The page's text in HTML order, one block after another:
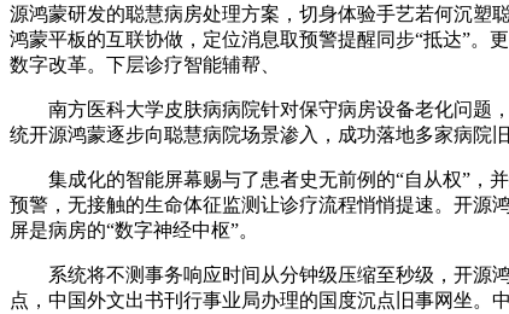
源鸿蒙研发的聪慧病房处理方案，切身体验手艺若何沉塑
鸿蒙平板的互联协做，定位消息取预警提醒同步“抵达”。
数字改革。下层诊疗智能辅帮、
南方医科大学皮肤病病院针对保守病房设备老化问题，
统开源鸿蒙逐步向聪慧病院场景渗入，成功落地多家病院
集成化的智能屏幕赐与了患者史无前例的“自从权”，并
预警，无接触的生命体征监测让诊疗流程悄悄提速。开源
屏是病房的“数字神经中枢”。
系统将不测事务响应时间从分钟级压缩至秒级，开源鸿
点，中国外文出书刊行事业局办理的国度沉点旧事网坐。